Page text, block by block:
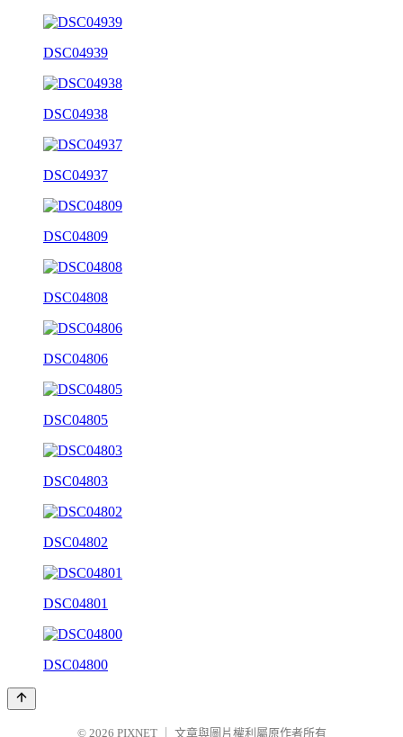
DSC04939
DSC04938
DSC04937
DSC04809
DSC04808
DSC04806
DSC04805
DSC04803
DSC04802
DSC04801
DSC04800
© 2026 PIXNET 文章與圖片權利屬原作者所有